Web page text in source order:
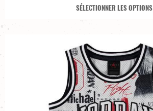
SÉLECTIONNER LES OPTIONS